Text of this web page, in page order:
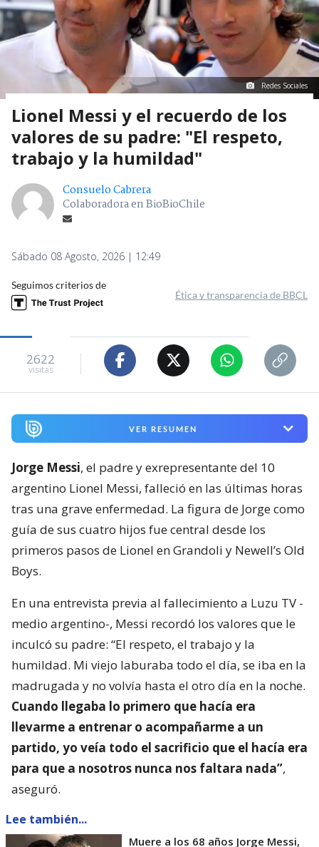
Redes Sociales
Lionel Messi y el recuerdo de los
valores de su padre: "El respeto,
trabajo y la humildad"
Consuelo Cabrera
Colaboradora en BioBioChile
Sábado 08 Agosto, 2026 | 12:49
Seguimos criterios de
Ética y transparencia de BBCL
2622
visitas
VER RESUMEN
Jorge Messi, el padre y exrepresentante del 10
argentino Lionel Messi, falleció en las últimas horas
tras una grave enfermedad. La figura de Jorge como
guía de sus cuatro hijos fue central desde los
primeros pasos de Lionel en Grandoli y Newell’s Old
Boys.
En una entrevista previa al fallecimiento a Luzu TV -
medio argentino-, Messi recordó los valores que le
inculcó su padre: “El respeto, el trabajo y la
humildad. Mi viejo laburaba todo el día, se iba en la
madrugada y no volvía hasta el otro día en la noche.
Cuando llegaba lo primero que hacía era
llevarme a entrenar o acompañarme a un
partido, yo veía todo el sacrificio que el hacía era
para que a nosotros nunca nos faltara nada”,
aseguró.
Lee también...
Muere a los 68 años Jorge Messi,